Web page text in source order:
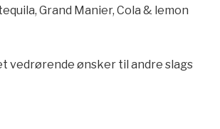
Grand Manier, Cola & lemon
vedrørende ønsker til andre slags